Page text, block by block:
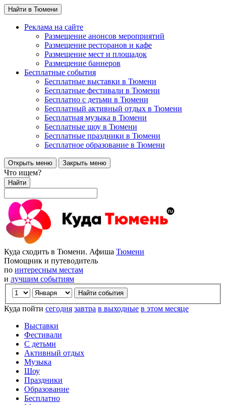
Найти в Тюмени
Реклама на сайте
Размещение анонсов мероприятий
Размещение ресторанов и кафе
Размещение мест и площадок
Размещение баннеров
Бесплатные события
Бесплатные выставки в Тюмени
Бесплатные фестивали в Тюмени
Бесплатно с детьми в Тюмени
Бесплатный активный отдых в Тюмени
Бесплатная музыка в Тюмени
Бесплатные шоу в Тюмени
Бесплатные праздники в Тюмени
Бесплатное образование в Тюмени
Открыть меню Закрыть меню
Что ищем?
Найти
Куда сходить в Тюмени. Афиша Тюмени
Помощник и путеводитель
по интересным местам
и лучшим событиям
Куда пойти сегодня завтра в выходные в этом месяце
Выставки
Фестивали
С детьми
Активный отдых
Музыка
Шоу
Праздники
Образование
Бесплатно